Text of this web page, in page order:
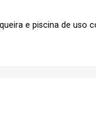
e piscina de uso